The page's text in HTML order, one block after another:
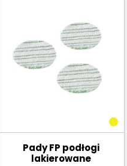
Pady FP podłogi
lakierowane